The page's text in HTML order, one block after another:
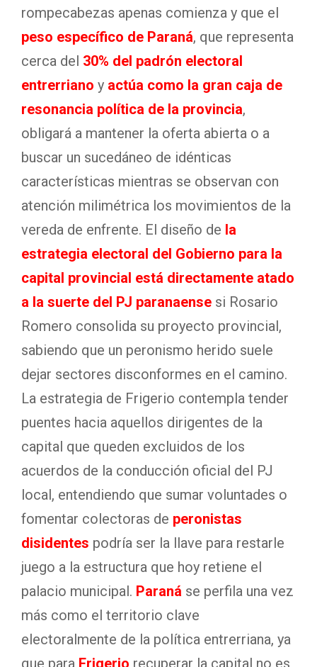
rompecabezas apenas comienza y que el
peso específico de Paraná, que representa
cerca del 30% del padrón electoral
entrerriano y actúa como la gran caja de
resonancia política de la provincia,
obligará a mantener la oferta abierta o a
buscar un sucedáneo de idénticas
características mientras se observan con
atención milimétrica los movimientos de la
vereda de enfrente. El diseño de la
estrategia electoral del Gobierno para la
capital provincial está directamente atado
a la suerte del PJ paranaense si Rosario
Romero consolida su proyecto provincial,
sabiendo que un peronismo herido suele
dejar sectores disconformes en el camino.
La estrategia de Frigerio contempla tender
puentes hacia aquellos dirigentes de la
capital que queden excluidos de los
acuerdos de la conducción oficial del PJ
local, entendiendo que sumar voluntades o
fomentar colectoras de peronistas
disidentes podría ser la llave para restarle
juego a la estructura que hoy retiene el
palacio municipal. Paraná se perfila una vez
más como el territorio clave
electoralmente de la política entrerriana, ya
que para Frigerio recuperar la capital no es